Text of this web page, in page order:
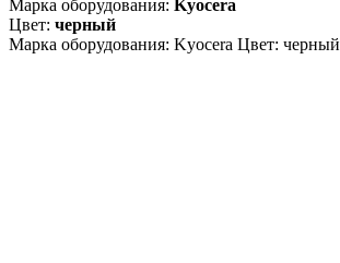
Марка оборудования: Kyocera
Цвет: черный
Марка оборудования: Kyocera Цвет: черный